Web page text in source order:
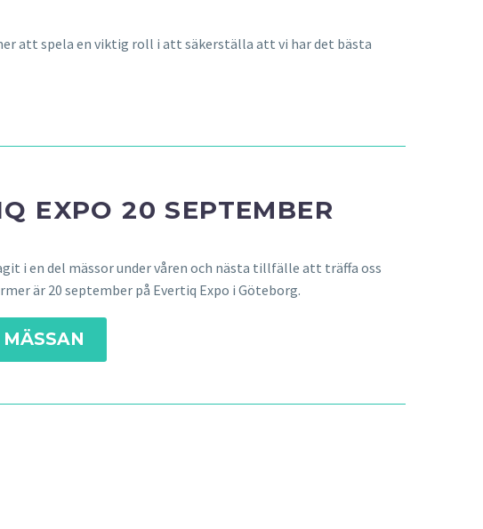
att spela en viktig roll i att säkerställa att vi har det bästa
EXPO 20 SEPTEMBER
i en del mässor under våren och nästa tillfälle att träffa oss
är 20 september på Evertiq Expo i Göteborg.